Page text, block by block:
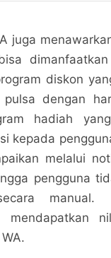
juga
diskon
dengan
hadiah
kepada
melalui
pengguna
manual.
mendapatkan